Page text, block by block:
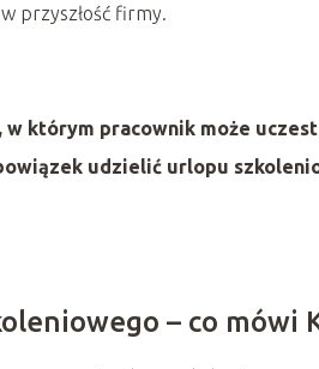
przyszłość firmy.
którym pracownik może
udzielić urlopu
– co mówi